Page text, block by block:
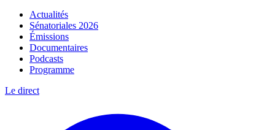
Actualités
Sénatoriales 2026
Émissions
Documentaires
Podcasts
Programme
Le direct